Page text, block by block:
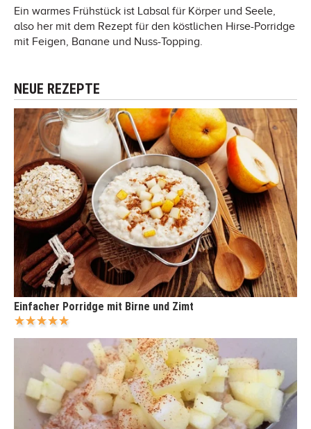
Ein warmes Frühstück ist Labsal für Körper und Seele,
also her mit dem Rezept für den köstlichen Hirse-Porridge
mit Feigen, Banane und Nuss-Topping.
NEUE REZEPTE
Einfacher Porridge mit Birne und Zimt